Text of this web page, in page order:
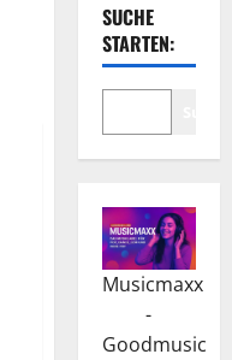
SUCHE
STARTEN:
Musicmaxx
-
Goodmusic